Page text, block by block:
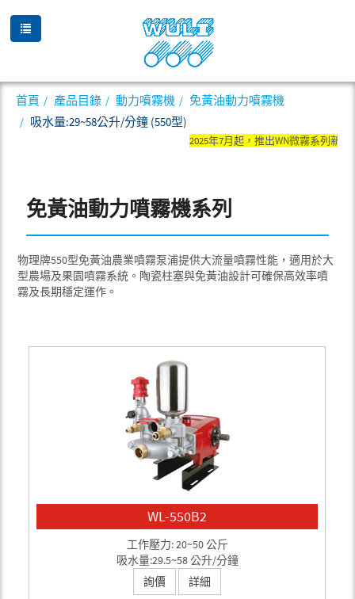
首頁 產品目錄 動力噴霧機
免黃油動力噴霧機
吸水量:29~58公升/分鐘 (550型)
2025年7月起，推出WN微霧系列新
免黃油動力噴霧機系列
物理牌550型免黃油農業噴霧泵浦提供大流量噴霧性能，適用於大
型農場及果園噴霧系統。陶瓷柱塞與免黃油設計可確保高效率噴
霧及長期穩定運作。
WL-550B2
工作壓力: 20~50 公斤
吸水量:29.5~58 公升/分鐘
詢價
詳細